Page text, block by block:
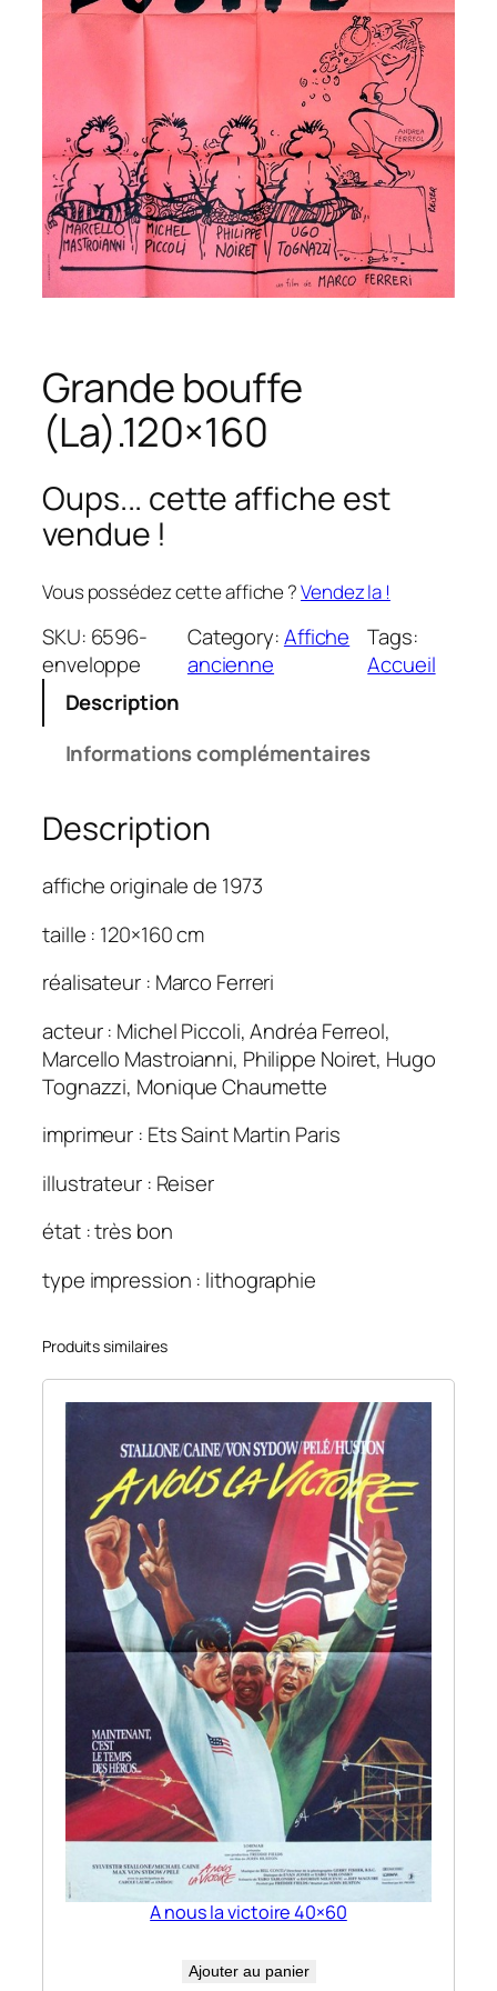
Grande bouffe
(La).120×160
Oups... cette affiche est
vendue !
Vous possédez cette affiche ?Vendez la !
SKU: 6596-
enveloppe
Category:Affiche
ancienne
Tags:
Accueil
Description
Informations complémentaires
Description
affiche originale de 1973
taille : 120×160 cm
réalisateur : Marco Ferreri
acteur : Michel Piccoli, Andréa Ferreol,
Marcello Mastroianni, Philippe Noiret, Hugo
Tognazzi, Monique Chaumette
imprimeur : Ets Saint Martin Paris
illustrateur : Reiser
état : très bon
type impression : lithographie
Produits similaires
A nous la victoire 40×60
Ajouter au panier